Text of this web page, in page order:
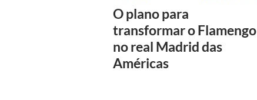
O plano para
transformar o Flamengo
no real Madrid das
Américas